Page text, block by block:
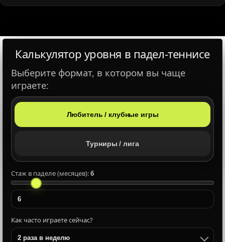
Подробнее о клубе
Калькулятор уровня в падел‑теннисе
Выберите формат, в котором вы чаще
играете:
Любитель / клубные игры
Турниры / лига
Стаж в паделе (месяцев):6
Как часто играете сейчас?
2 раза в неделю